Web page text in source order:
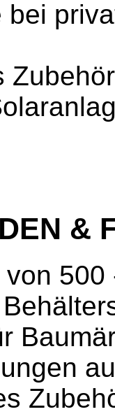
bei
&
500